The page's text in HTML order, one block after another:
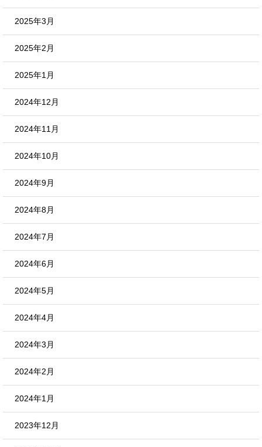
2025年3月
2025年2月
2025年1月
2024年12月
2024年11月
2024年10月
2024年9月
2024年8月
2024年7月
2024年6月
2024年5月
2024年4月
2024年3月
2024年2月
2024年1月
2023年12月